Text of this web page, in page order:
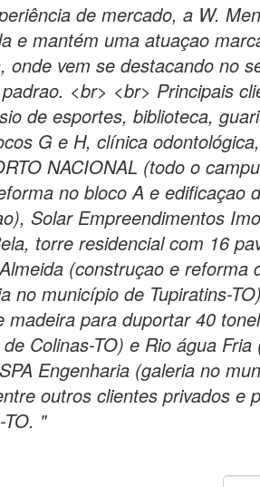
de mercado, a W.
e mantém uma atuaçao
onde vem se destacando no
<br> <br> Principais
de esportes, biblioteca,
G e H, clínica
NACIONAL (todo o
no bloco A e edificaçao
Solar Empreendimentos
torre residencial com 16
(construçao e reforma
no município de Tupiratins-
madeira para duportar 40
Colinas-TO) e Rio água
Engenharia (galeria no
outros clientes privados e
"